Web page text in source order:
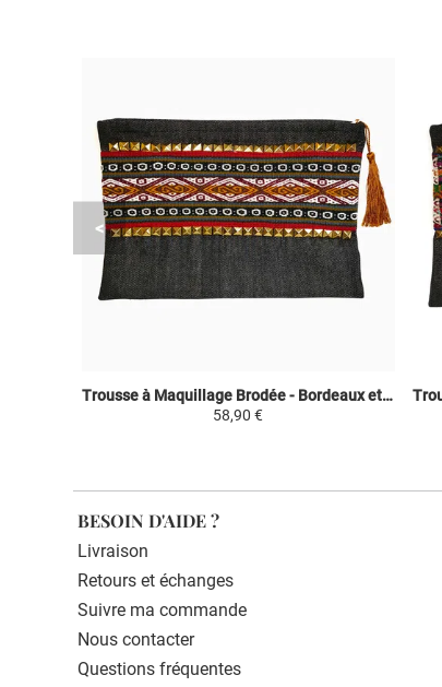
Trousse à Maquillage Brodée - Bordeaux et Vert Kaki - Fashion Inca
58,90 €
BESOIN D'AIDE ?
Livraison
Retours et échanges
Suivre ma commande
Nous contacter
Questions fréquentes